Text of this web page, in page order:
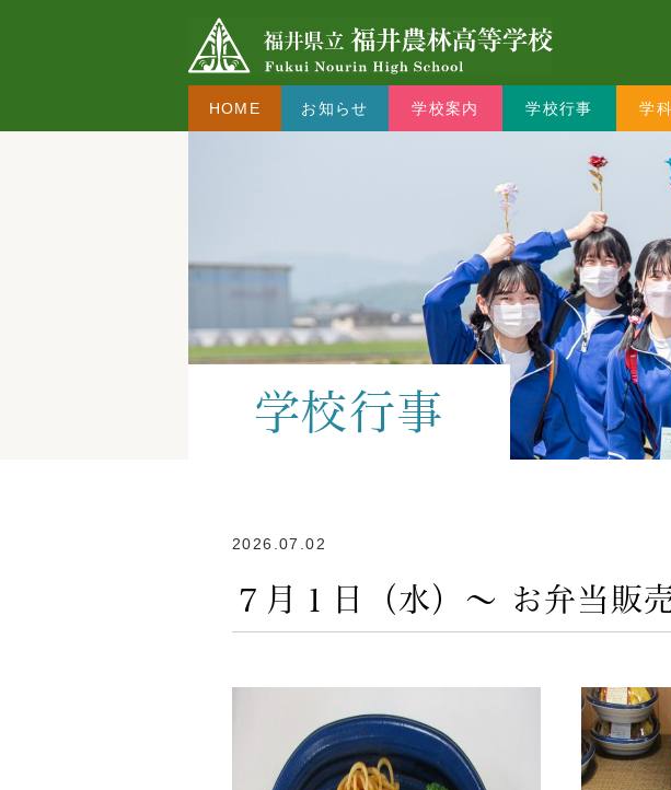
HOME お知らせ 学校案内 学校行事 学
学校行事
2026.07.02
７月１日（水）～ お弁当